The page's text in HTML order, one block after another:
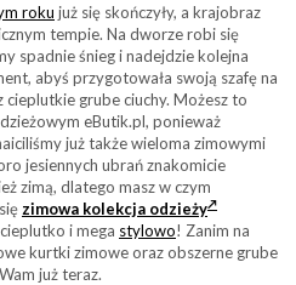
roku już się skończyły, a krajobraz
tempie. Na dworze robi się
spadnie śnieg i nadejdzie kolejna
abyś przygotowała swoją szafę na
cieplutkie grube ciuchy. Możesz to
eButik.pl, ponieważ
już także wieloma zimowymi
jesiennych ubrań znakomicie
zimą, dlatego masz w czym
zimowa kolekcja odzieży
i mega stylowo! Zanim na
kurtki zimowe oraz obszerne grube
już teraz.